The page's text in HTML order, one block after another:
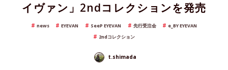
イヴァン」2ndコレクションを発売
news EYEVAN SeeP EYEVAN 先行受注会
e_BY EYEVAN
2ndコレクション
t.shimada